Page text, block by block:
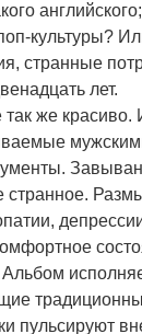
культуры?
странные
лет.
так же
странное.
пульсируют